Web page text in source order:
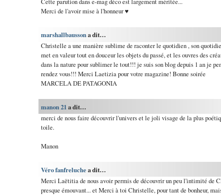
Merci de l'avoir mise à l'honneur ♥
marshallbaussona dit…
Christelle a une manière sublime de raconter le quotidien , son
met en valeur tout en douceur les objets du passé, et les ouvres des
dans la nature pour sublimer le tout!!! je suis son blog depuis 1 an je
rendez vous!!! Merci Laetizia pour votre magazine! Bonne soirée
MARCELA DE PATAGONIA
manon 21a dit…
merci de nous faire découvrir l'univers et le joli visage de la plus
toile.
Manon
Véro fanfreluchea dit…
Merci Laëtitia de nous avoir permis de découvrir un peu l'intimité de
presque émouvant... et Merci à toi Christelle, pour tant de bonheur,